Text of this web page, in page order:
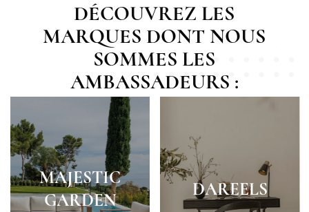
DÉCOUVREZ LES
MARQUES DONT NOUS
SOMMES LES
AMBASSADEURS :
MAJESTIC
GARDEN
DAREELS